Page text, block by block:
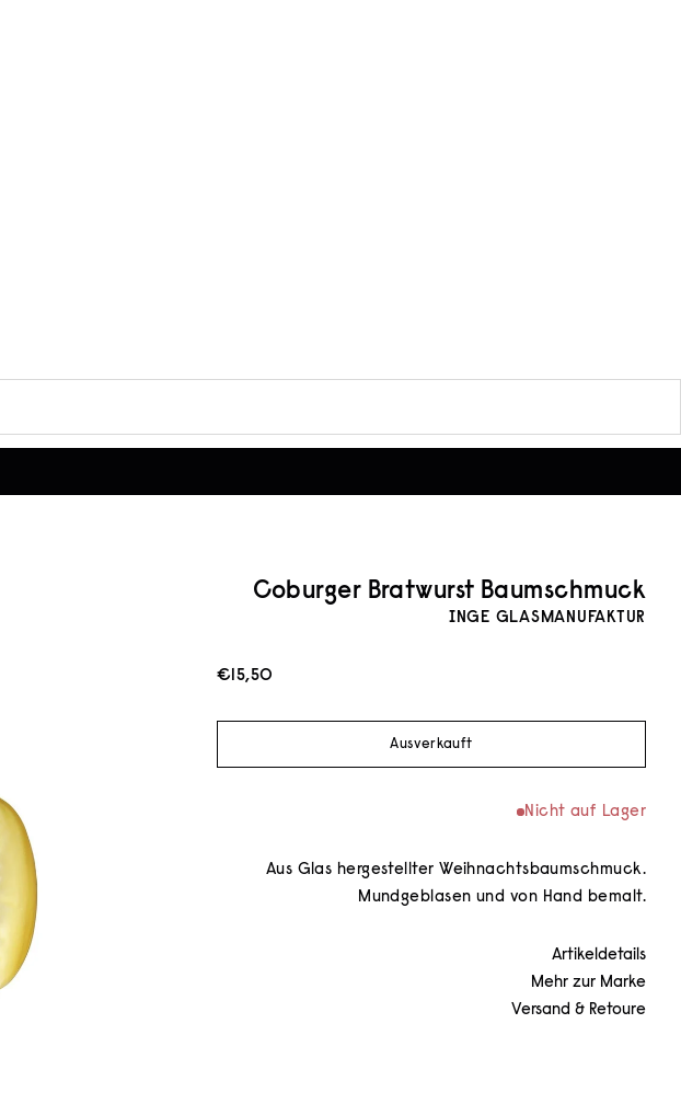
Coburger Bratwurst Baumschmuck
INGE GLASMANUFAKTUR
Angebot
€15,50
Ausverkauft
Nicht auf Lager
Aus Glas hergestellter Weihnachtsbaumschmuck.
Mundgeblasen und von Hand bemalt.
Artikeldetails
Mehr zur Marke
Versand & Retoure